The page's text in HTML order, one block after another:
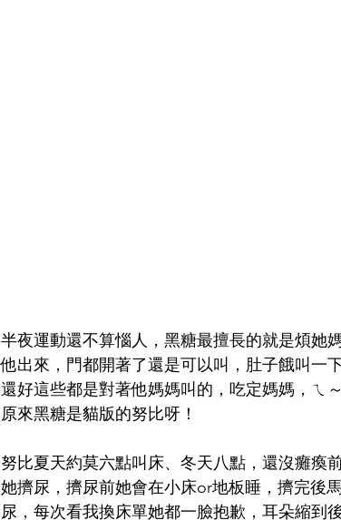
半夜運動還不算惱人，黑糖最擅長的就是煩她
他出來，門都開著了還是可以叫，肚子餓叫
還好這些都是對著他媽媽叫的，吃定媽媽，ㄟ
原來黑糖是貓版的努比呀！
努比夏天約莫六點叫床、冬天八點，還沒癱瘓
她擠尿，擠尿前她會在小床or地板睡，擠完後
尿，每次看我換床單她都一臉抱歉，耳朵縮到